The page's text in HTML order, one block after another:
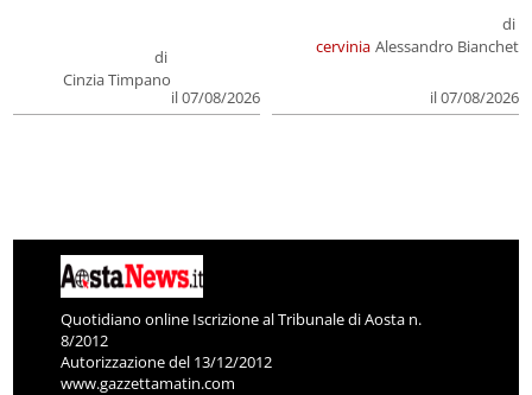
di
Cinzia Timpano
il 07/08/2026
cervinia
di
Alessandro Bianchet
il 07/08/2026
Quotidiano online Iscrizione al Tribunale di Aosta n.
8/2012
Autorizzazione del 13/12/2012
www.gazzettamatin.com